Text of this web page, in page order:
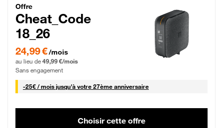
Cheat_Code Fibre_18_26
Offre
Cheat_Code
18_26
24,99 € par mois pendant 0 mois puis 49,99 € par mois, Sans engagement
24,99 €/mois
au lieu de 49,99 €/mois
Sans engagement
-25€ / mois25 € par mois
jusqu'à votre 27ème anniversaire
Choisir cette offre